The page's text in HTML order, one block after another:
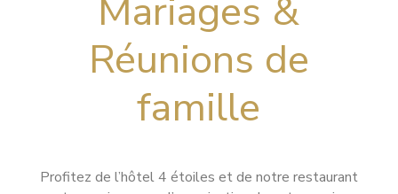
Mariages &
Réunions de
famille
Profitez de l’hôtel 4 étoiles et de notre restaurant